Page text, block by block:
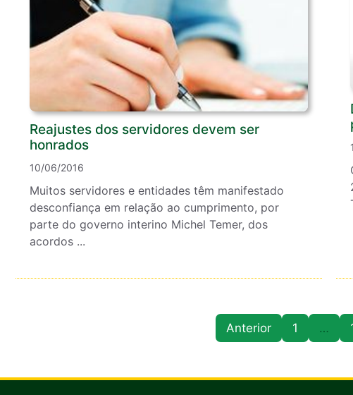
Reajustes dos servidores devem ser
honrados
10/06/2016
Muitos servidores e entidades têm manifestado
desconfiança em relação ao cumprimento, por
parte do governo interino Michel Temer, dos
acordos ...
Anterior 1 …